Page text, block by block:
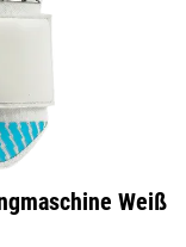
Weiß